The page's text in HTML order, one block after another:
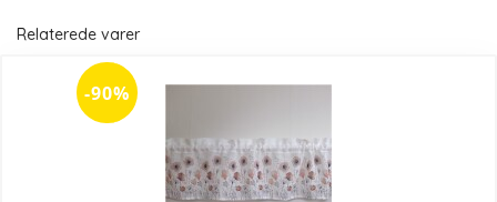
Relaterede varer
-90%